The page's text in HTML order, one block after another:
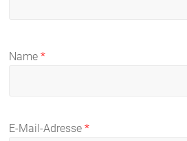
Name*
E-Mail-Adresse*